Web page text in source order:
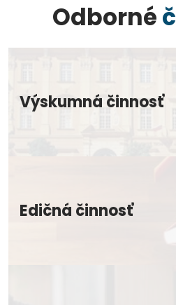
Odborné
Výskumná činnosť
Edičná činnosť